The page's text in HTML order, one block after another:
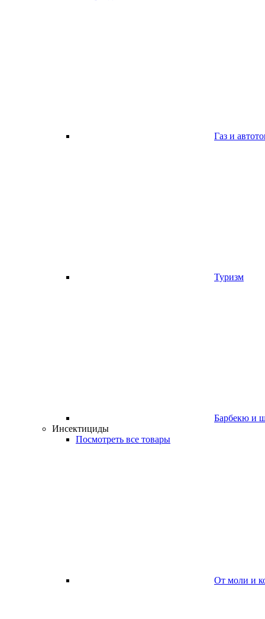
Газ и
Туризм
Барбекю и
Инсектициды
Посмотреть все товары
От моли и